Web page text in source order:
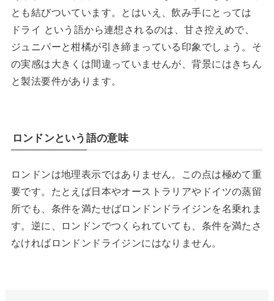
とも結びついています。とはいえ、飲み手にとっては
ドライ という語から連想されるのは、甘さ控えめで、
ジュニパーと柑橘が引き締まっている印象でしょう。そ
の実感は大きくは間違っていませんが、背景にはきちん
と製法要件があります。
ロンドンという語の意味
ロンドンは地理表示ではありません。この点は極めて重
要です。たとえば日本やオーストラリアやドイツの蒸留
所でも、条件を満たせばロンドンドライジンを名乗れま
す。逆に、ロンドンでつくられていても、条件を満たさ
なければロンドンドライジンにはなりません。